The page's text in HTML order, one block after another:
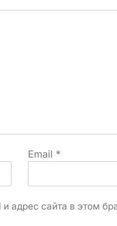
Email *
адрес сайта в этом